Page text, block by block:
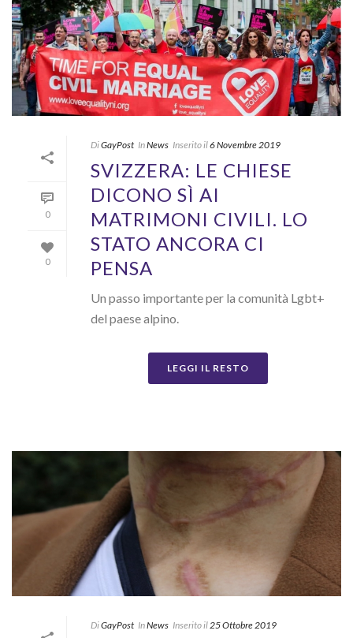
0
0
DiGayPost InNews Inserito il6 Novembre 2019
SVIZZERA: LE CHIESE
DICONO SÌ AI
MATRIMONI CIVILI. LO
STATO ANCORA CI
PENSA
Un passo importante per la comunità Lgbt+
del paese alpino.
LEGGI IL RESTO
DiGayPost InNews Inserito il25 Ottobre 2019